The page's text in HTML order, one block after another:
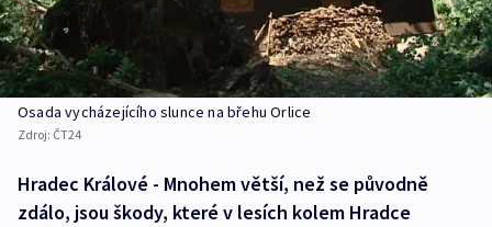
Osada vycházejícího slunce na břehu Orlice
Zdroj: ČT24
Hradec Králové - Mnohem větší, než se původně
zdálo, jsou škody, které v lesích kolem Hradce